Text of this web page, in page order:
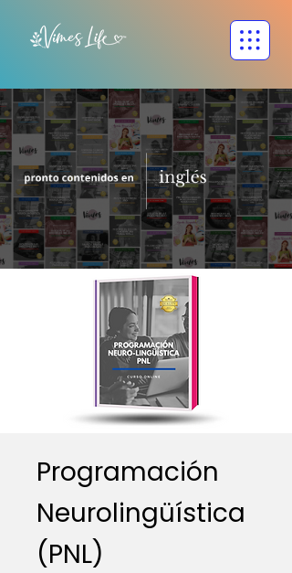
Programación
Neurolingüística
(PNL)